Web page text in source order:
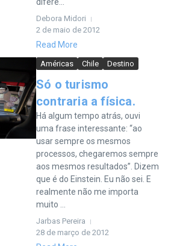
Debora Midori
2 de maio de 2012
Read More
Américas Chile Destino
Só o turismo
contraria a física.
Há algum tempo atrás, ouvi
uma frase interessante: “ao
usar sempre os mesmos
processos, chegaremos sempre
aos mesmos resultados”. Dizem
que é do Einstein. Eu não sei. E
realmente não me importa
muito ...
Jarbas Pereira
28 de março de 2012